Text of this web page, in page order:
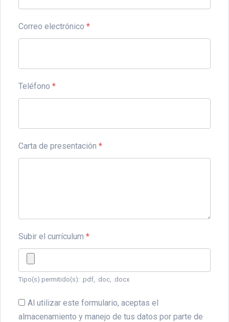
Correo electrónico *
Teléfono *
Carta de presentación *
Subir el currículum *
Tipo(s) permitido(s): .pdf, .doc, .docx
Al utilizar este formulario, aceptas el
almacenamiento y manejo de tus datos por parte de